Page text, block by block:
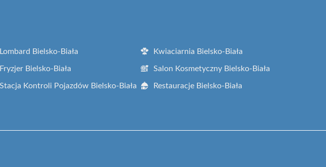
Lombard Bielsko-Biała Kwiaciarnia Bielsko-Biała
Fryzjer Bielsko-Biała Salon Kosmetyczny Bielsko-Biała
Stacja Kontroli Pojazdów Bielsko-Biała Restauracje Bielsko-Biała